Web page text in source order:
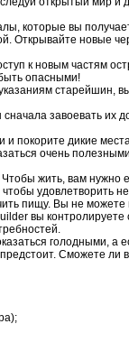
которые вы
Открывайте новые
к новым частям
опасными!
старейшин,
завоевать их
и покорите дикие
очень
жить, вам
удовлетворить
пищу. Вы не можете
вы
голодными,
Сможете ли